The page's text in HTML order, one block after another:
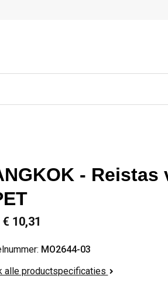
- Reistas
€ 10,31
MO2644-03
alle productspecificaties